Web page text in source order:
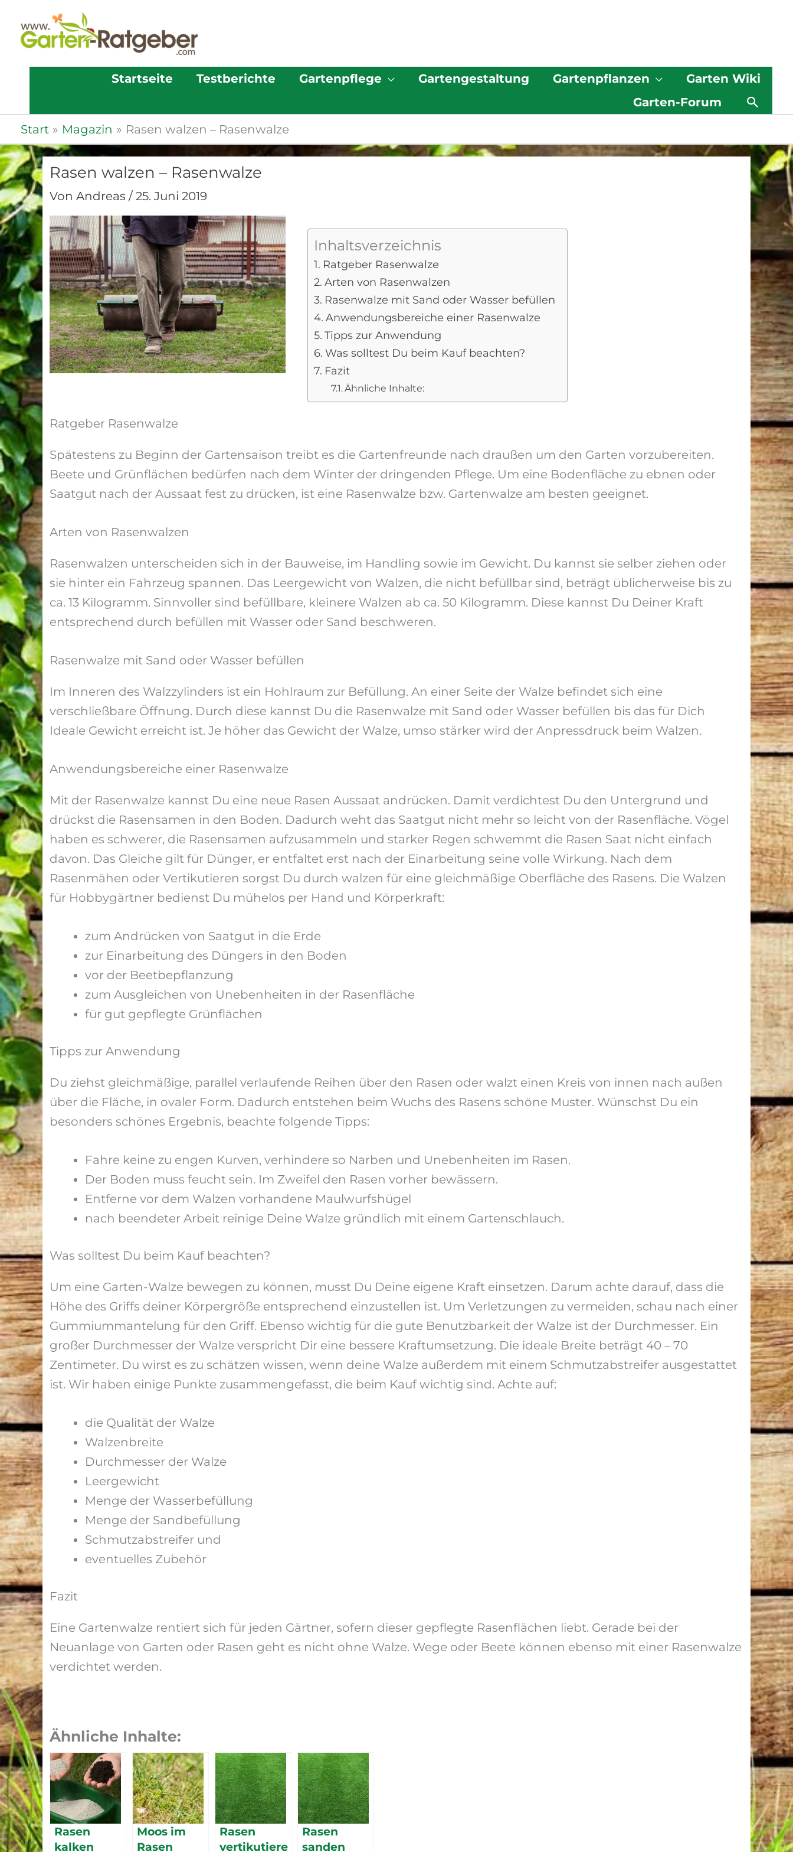
Startseite Testberichte Gartenpflege Gartengestaltung Gartenpflanzen
Garten Wiki
Garten-Forum
Start Magazin Rasen walzen – Rasenwalze
Rasen walzen – Rasenwalze
Von Andreas / 25. Juni 2019
Inhaltsverzeichnis
Ratgeber Rasenwalze
Arten von Rasenwalzen
Rasenwalze mit Sand oder Wasser befüllen
Anwendungsbereiche einer Rasenwalze
Tipps zur Anwendung
Was solltest Du beim Kauf beachten?
Fazit
Ähnliche Inhalte:
Ratgeber Rasenwalze
Spätestens zu Beginn der Gartensaison treibt es die Gartenfreunde nach draußen um den Garten vorzubereiten.
Beete und Grünflächen bedürfen nach dem Winter der dringenden Pflege. Um eine Bodenfläche zu ebnen oder
Saatgut nach der Aussaat fest zu drücken, ist eine Rasenwalze bzw. Gartenwalze am besten geeignet.
Arten von Rasenwalzen
Rasenwalzen unterscheiden sich in der Bauweise, im Handling sowie im Gewicht. Du kannst sie selber ziehen oder
sie hinter ein Fahrzeug spannen. Das Leergewicht von Walzen, die nicht befüllbar sind, beträgt üblicherweise bis zu
ca. 13 Kilogramm. Sinnvoller sind befüllbare, kleinere Walzen ab ca. 50 Kilogramm. Diese kannst Du Deiner Kraft
entsprechend durch befüllen mit Wasser oder Sand beschweren.
Rasenwalze mit Sand oder Wasser befüllen
Im Inneren des Walzzylinders ist ein Hohlraum zur Befüllung. An einer Seite der Walze befindet sich eine
verschließbare Öffnung. Durch diese kannst Du die Rasenwalze mit Sand oder Wasser befüllen bis das für Dich
Ideale Gewicht erreicht ist. Je höher das Gewicht der Walze, umso stärker wird der Anpressdruck beim Walzen.
Anwendungsbereiche einer Rasenwalze
Mit der Rasenwalze kannst Du eine neue Rasen Aussaat andrücken. Damit verdichtest Du den Untergrund und
drückst die Rasensamen in den Boden. Dadurch weht das Saatgut nicht mehr so leicht von der Rasenfläche. Vögel
haben es schwerer, die Rasensamen aufzusammeln und starker Regen schwemmt die Rasen Saat nicht einfach
davon. Das Gleiche gilt für Dünger, er entfaltet erst nach der Einarbeitung seine volle Wirkung. Nach dem
Rasenmähen oder Vertikutieren sorgst Du durch walzen für eine gleichmäßige Oberfläche des Rasens. Die Walzen
für Hobbygärtner bedienst Du mühelos per Hand und Körperkraft:
zum Andrücken von Saatgut in die Erde
zur Einarbeitung des Düngers in den Boden
vor der Beetbepflanzung
zum Ausgleichen von Unebenheiten in der Rasenfläche
für gut gepflegte Grünflächen
Tipps zur Anwendung
Du ziehst gleichmäßige, parallel verlaufende Reihen über den Rasen oder walzt einen Kreis von innen nach außen
über die Fläche, in ovaler Form. Dadurch entstehen beim Wuchs des Rasens schöne Muster. Wünschst Du ein
besonders schönes Ergebnis, beachte folgende Tipps:
Fahre keine zu engen Kurven, verhindere so Narben und Unebenheiten im Rasen.
Der Boden muss feucht sein. Im Zweifel den Rasen vorher bewässern.
Entferne vor dem Walzen vorhandene Maulwurfshügel
nach beendeter Arbeit reinige Deine Walze gründlich mit einem Gartenschlauch.
Was solltest Du beim Kauf beachten?
Um eine Garten-Walze bewegen zu können, musst Du Deine eigene Kraft einsetzen. Darum achte darauf, dass die
Höhe des Griffs deiner Körpergröße entsprechend einzustellen ist. Um Verletzungen zu vermeiden, schau nach einer
Gummiummantelung für den Griff. Ebenso wichtig für die gute Benutzbarkeit der Walze ist der Durchmesser. Ein
großer Durchmesser der Walze verspricht Dir eine bessere Kraftumsetzung. Die ideale Breite beträgt 40 – 70
Zentimeter. Du wirst es zu schätzen wissen, wenn deine Walze außerdem mit einem Schmutzabstreifer ausgestattet
ist. Wir haben einige Punkte zusammengefasst, die beim Kauf wichtig sind. Achte auf:
die Qualität der Walze
Walzenbreite
Durchmesser der Walze
Leergewicht
Menge der Wasserbefüllung
Menge der Sandbefüllung
Schmutzabstreifer und
eventuelles Zubehör
Fazit
Eine Gartenwalze rentiert sich für jeden Gärtner, sofern dieser gepflegte Rasenflächen liebt. Gerade bei der
Neuanlage von Garten oder Rasen geht es nicht ohne Walze. Wege oder Beete können ebenso mit einer Rasenwalze
verdichtet werden.
Ähnliche Inhalte:
Rasen
kalken
Moos im
Rasen
Rasen
vertikutiere
Rasen
sanden